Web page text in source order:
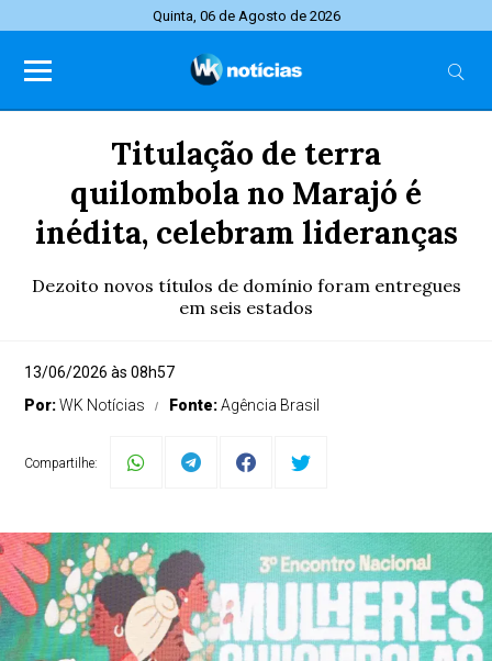
Quinta, 06 de Agosto de 2026
Titulação de terra
quilombola no Marajó é
inédita, celebram lideranças
Dezoito novos títulos de domínio foram entregues
em seis estados
13/06/2026 às 08h57
Por:WK Notícias Fonte:Agência Brasil
Compartilhe: